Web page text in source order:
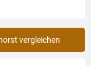
vergleichen